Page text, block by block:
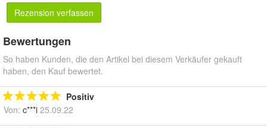
Rezension verfassen
Bewertungen
So haben Kunden, die den Artikel bei diesem Verkäufer gekauft
haben, den Kauf bewertet.
Positiv
Von: c***i 25.09.22